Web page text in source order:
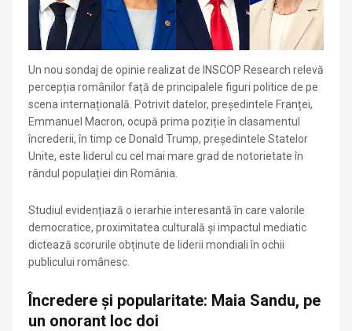
Un nou sondaj de opinie realizat de INSCOP Research relevă
percepția românilor față de principalele figuri politice de pe
scena internațională. Potrivit datelor, președintele Franței,
Emmanuel Macron, ocupă prima poziție în clasamentul
încrederii, în timp ce Donald Trump, președintele Statelor
Unite, este liderul cu cel mai mare grad de notorietate în
rândul populației din România.
Studiul evidențiază o ierarhie interesantă în care valorile
democratice, proximitatea culturală și impactul mediatic
dictează scorurile obținute de liderii mondiali în ochii
publicului românesc.
Încredere și popularitate: Maia Sandu, pe
un onorant loc doi